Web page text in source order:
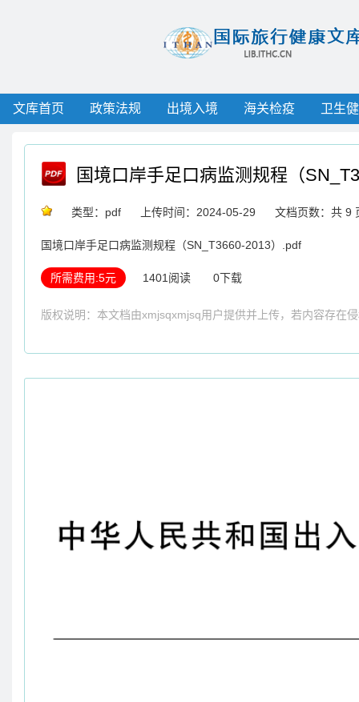
文库首页 政策法规 出境入境 海关检疫 卫生
国境口岸手足口病监测规程（
类型：pdf 上传时间：2024-05-29 文档页数：共 9
国境口岸手足口病监测规程（SN_T3660-2013）.pdf
所需费用:5元 1401阅读 0下载
版权说明：本文档由xmjsqxmjsq用户提供并上传，若内容存在